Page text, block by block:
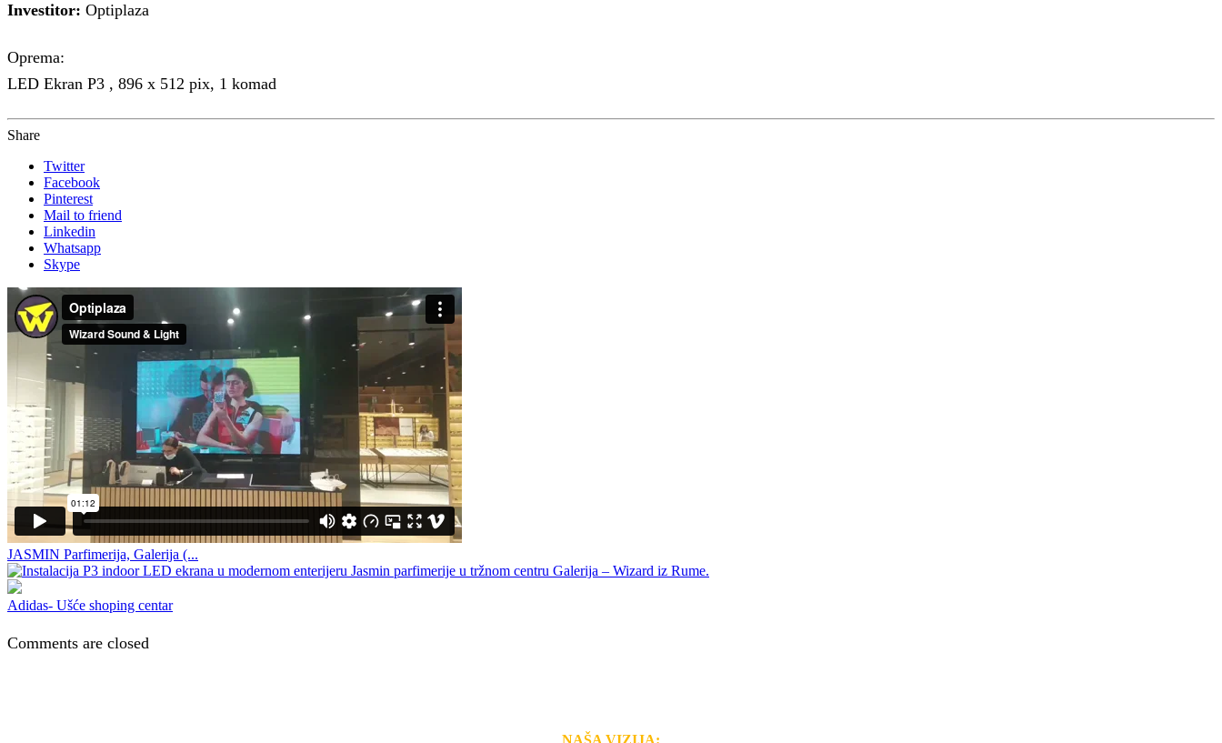
Investitor: Optiplaza
Oprema:
LED Ekran P3 , 896 x 512 pix, 1 komad
Share
Twitter
Facebook
Pinterest
Mail to friend
Linkedin
Whatsapp
Skype
JASMIN Parfimerija, Galerija (...
Adidas- Ušće shoping centar
Comments are closed
NAŠA VIZIJA: